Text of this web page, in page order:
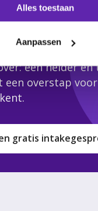
Alles toestaan
Aanpassen
niets te
is gratis, duurt 30
tot niets. Je houdt
een helder
een overstap
gratis